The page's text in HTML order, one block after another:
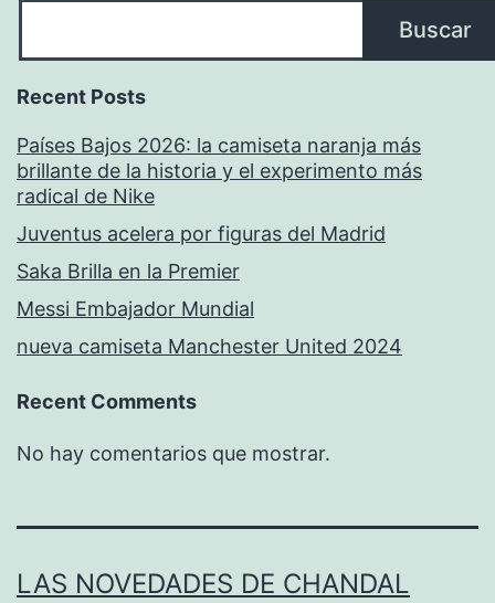
Buscar
Recent Posts
Países Bajos 2026: la camiseta naranja más
brillante de la historia y el experimento más
radical de Nike
Juventus acelera por figuras del Madrid
Saka Brilla en la Premier
Messi Embajador Mundial
nueva camiseta Manchester United 2024
Recent Comments
No hay comentarios que mostrar.
LAS NOVEDADES DE CHANDAL